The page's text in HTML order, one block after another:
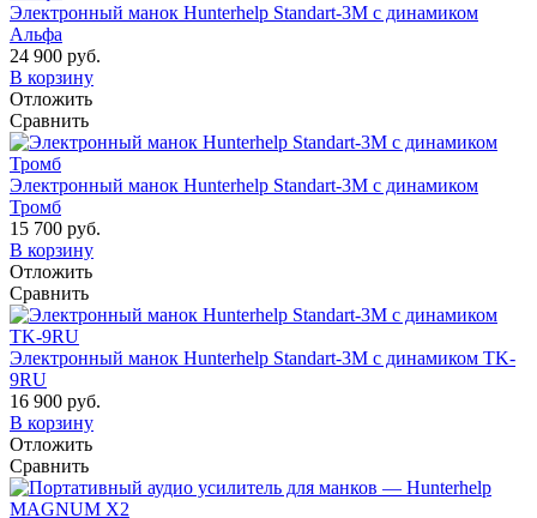
Электронный манок Hunterhelp Standart-3М с динамиком
Альфа
24 900 руб.
В корзину
Отложить
Сравнить
Электронный манок Hunterhelp Standart-3М с динамиком
Тромб
15 700 руб.
В корзину
Отложить
Сравнить
Электронный манок Hunterhelp Standart-3М с динамиком TK-
9RU
16 900 руб.
В корзину
Отложить
Сравнить